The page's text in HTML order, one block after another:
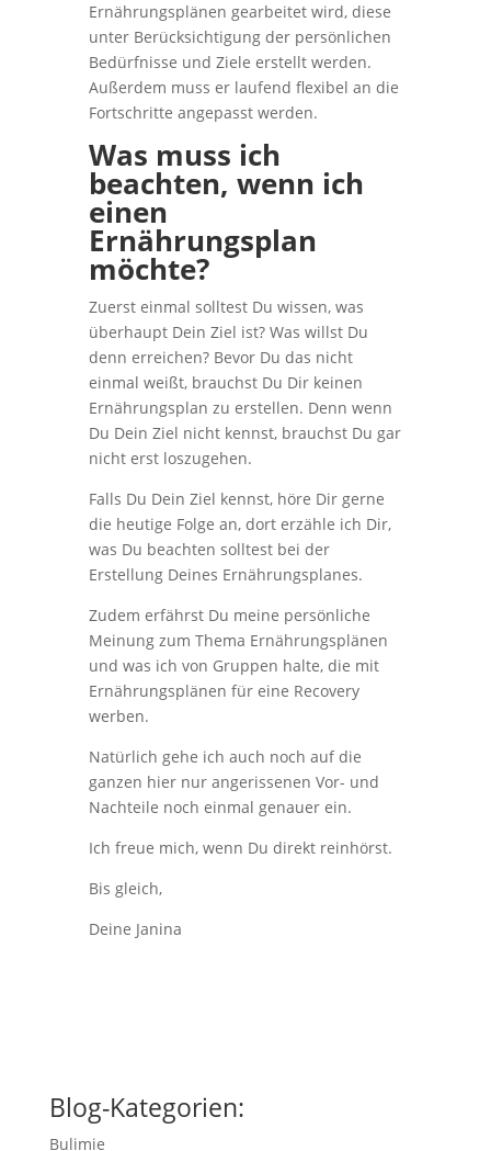
Ernährungsplänen gearbeitet wird, diese
unter Berücksichtigung der persönlichen
Bedürfnisse und Ziele erstellt werden.
Außerdem muss er laufend flexibel an die
Fortschritte angepasst werden.
Was muss ich
beachten, wenn ich
einen
Ernährungsplan
möchte?
Zuerst einmal solltest Du wissen, was
überhaupt Dein Ziel ist? Was willst Du
denn erreichen? Bevor Du das nicht
einmal weißt, brauchst Du Dir keinen
Ernährungsplan zu erstellen. Denn wenn
Du Dein Ziel nicht kennst, brauchst Du gar
nicht erst loszugehen.
Falls Du Dein Ziel kennst, höre Dir gerne
die heutige Folge an, dort erzähle ich Dir,
was Du beachten solltest bei der
Erstellung Deines Ernährungsplanes.
Zudem erfährst Du meine persönliche
Meinung zum Thema Ernährungsplänen
und was ich von Gruppen halte, die mit
Ernährungsplänen für eine Recovery
werben.
Natürlich gehe ich auch noch auf die
ganzen hier nur angerissenen Vor- und
Nachteile noch einmal genauer ein.
Ich freue mich, wenn Du direkt reinhörst.
Bis gleich,
Deine Janina
Blog-Kategorien:
Bulimie